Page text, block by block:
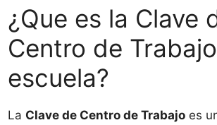
¿Que es la Clave
Centro de
escuela?
La Clave de Centro de Trabajo es